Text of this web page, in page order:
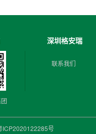
深圳格安瑞
联系我们
ICP2020122285号